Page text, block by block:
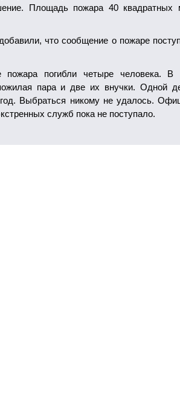
Площадь пожара 40
что сообщение о пожаре
пожара погибли четыре человека.
пара и две их внучки. Одной
Выбраться никому не удалось.
служб пока не поступало.